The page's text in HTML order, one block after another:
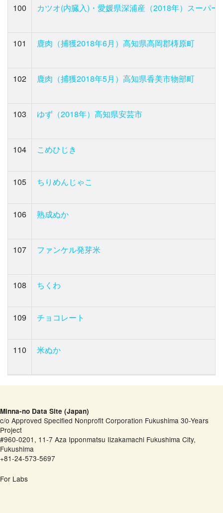
100 カツオ(内臓入)・愛媛県深浦産（2018年）スーパー
101 鹿肉（捕獲2018年6月）高知県高岡郡梼原町
102 鹿肉（捕獲2018年5月）高知県香美市物部町
103 ゆず（2018年）高知県安芸市
104 こめひじき
105 ちりめんじゃこ
106 熟成ぬか
107 ファンケル発芽米
108 ちくわ
109 チョコレート
110 米ぬか
Minna-no Data Site (Japan)
c/o Approved Specified Nonprofit Corporation Fukushima 30-Years
Project
#960-0201, 11-7 Aza Ipponmatsu Iizakamachi Fukushima City,
Fukushima
+81-24-573-5697
For Labs